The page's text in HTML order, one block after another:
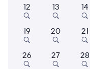
373С Проходящий
Гмелинская
12:18
12 13 14
19 20 21
26 27 28